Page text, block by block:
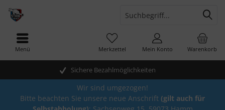
Sichere Bezahlmöglichkeiten
Warenkorb
Merkzettel Mein Konto
Menü
Wir sind umgezogen!
Bitte beachten Sie unsere neue Anschrift (gilt auch für